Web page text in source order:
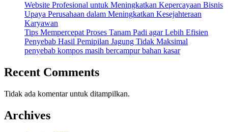
Website Profesional untuk Meningkatkan Kepercayaan Bisnis
Upaya Perusahaan dalam Meningkatkan Kesejahteraan
Karyawan
Tips Mempercepat Proses Tanam Padi agar Lebih Efisien
Penyebab Hasil Pemipilan Jagung Tidak Maksimal
penyebab kompos masih bercampur bahan kasar
Recent Comments
Tidak ada komentar untuk ditampilkan.
Archives